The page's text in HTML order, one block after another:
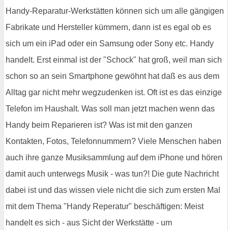
Handy-Reparatur-Werkstätten können sich um alle gängigen
Fabrikate und Hersteller kümmern, dann ist es egal ob es
sich um ein iPad oder ein Samsung oder Sony etc. Handy
handelt. Erst einmal ist der "Schock" hat groß, weil man sich
schon so an sein Smartphone gewöhnt hat daß es aus dem
Alltag gar nicht mehr wegzudenken ist. Oft ist es das einzige
Telefon im Haushalt. Was soll man jetzt machen wenn das
Handy beim Reparieren ist? Was ist mit den ganzen
Kontakten, Fotos, Telefonnummern? Viele Menschen haben
auch ihre ganze Musiksammlung auf dem iPhone und hören
damit auch unterwegs Musik - was tun?! Die gute Nachricht
dabei ist und das wissen viele nicht die sich zum ersten Mal
mit dem Thema "Handy Reperatur" beschäftigen: Meist
handelt es sich - aus Sicht der Werkstätte - um